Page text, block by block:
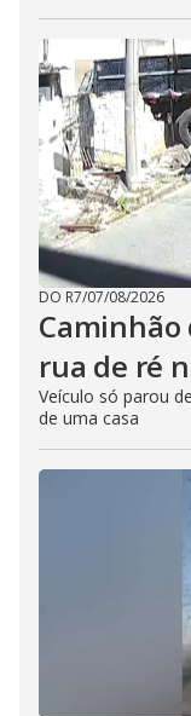
DO R7/07/08/2026
Caminhão
rua de ré
Veículo só parou
de uma casa